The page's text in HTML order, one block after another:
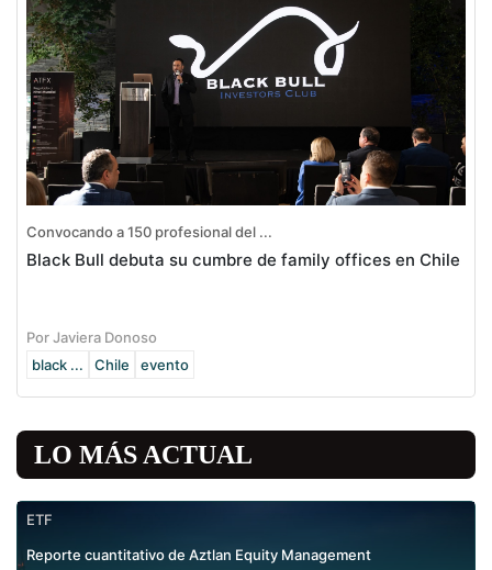
Convocando a 150 profesional del ...
Black Bull debuta su cumbre de family offices en Chile
Por Javiera Donoso
black ...
Chile evento
LO MÁS ACTUAL
ETF
Reporte cuantitativo de Aztlan Equity Management